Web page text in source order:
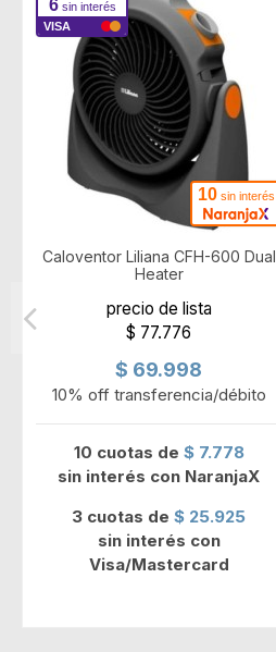
6sin interés
VISA
10sin interés
Caloventor Liliana CFH-600 Dual
Heater
precio de lista
$ 77.776
$ 69.998
10% off transferencia/débito
10 cuotas de $ 7.778
sin interés con NaranjaX
3 cuotas de$ 25.925
sin interés con
Visa/Mastercard